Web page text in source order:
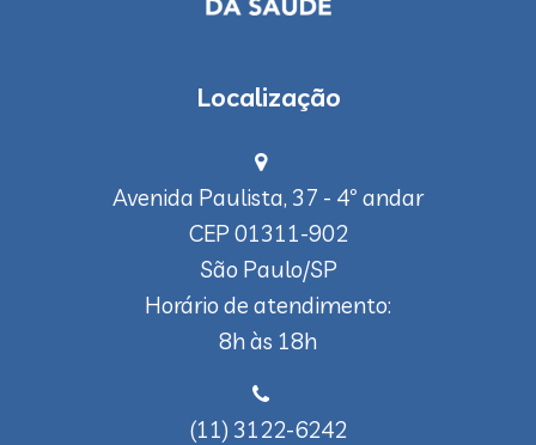
Localização
Avenida Paulista, 37 - 4º andar
CEP 01311-902
São Paulo/SP
Horário de atendimento:
8h às 18h
(11) 3122-6242